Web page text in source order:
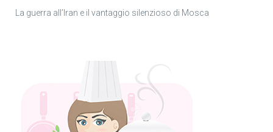
La guerra all’Iran e il vantaggio silenzioso di Mosca